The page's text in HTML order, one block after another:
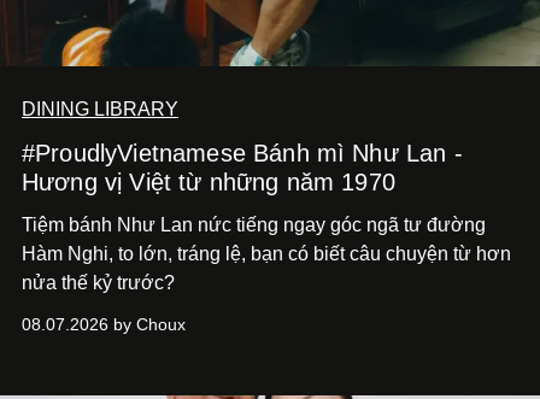
DINING LIBRARY
#ProudlyVietnamese Bánh mì Như Lan -
Hương vị Việt từ những năm 1970
Tiệm bánh Như Lan nức tiếng ngay góc ngã tư đường
Hàm Nghi, to lớn, tráng lệ, bạn có biết câu chuyện từ hơn
nửa thế kỷ trước?
08.07.2026 by Choux